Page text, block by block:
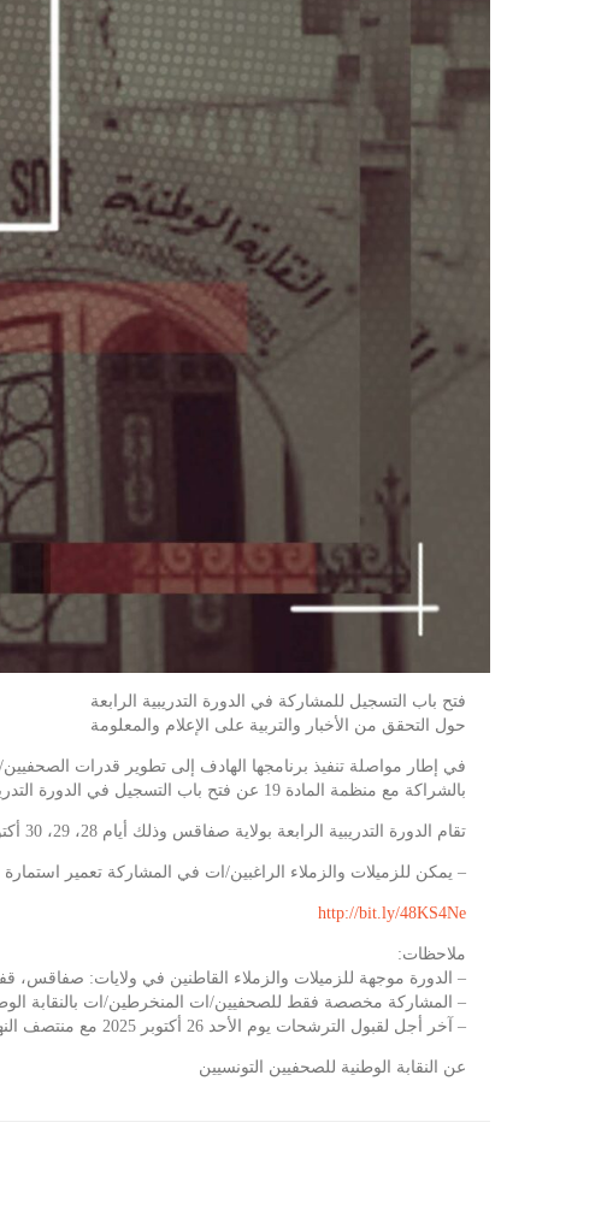
فتح باب التسجيل للمشاركة في الدورة التدريبية الرابعة
حول التحقق من الأخبار والتربية على الإعلام والمعلومة
في إطار مواصلة تنفيذ برنامجها الهادف إلى تطوير قدرات الصحفيين/
بالشراكة مع منظمة المادة 19 عن فتح باب التسجيل في الدورة التدريبية الرابعة من سلسلة الدورات الجهوية.
تقام الدورة التدريبية الرابعة بولاية صفاقس وذلك أيام 28، 29، 30 أكتوبر 2025.
– يمكن للزميلات والزملاء الراغبين/ات في المشاركة تعمير استمارة
http://bit.ly/48KS4Ne
ملاحظات:
– الدورة موجهة للزميلات والزملاء القاطنين في ولايات: صفاقس،
– المشاركة مخصصة فقط للصحفيين/ات المنخرطين/ات بالنقابة
– آخر أجل لقبول الترشحات يوم الأحد 26 أكتوبر 2025 مع منتصف النهار.
عن النقابة الوطنية للصحفيين التونسيين